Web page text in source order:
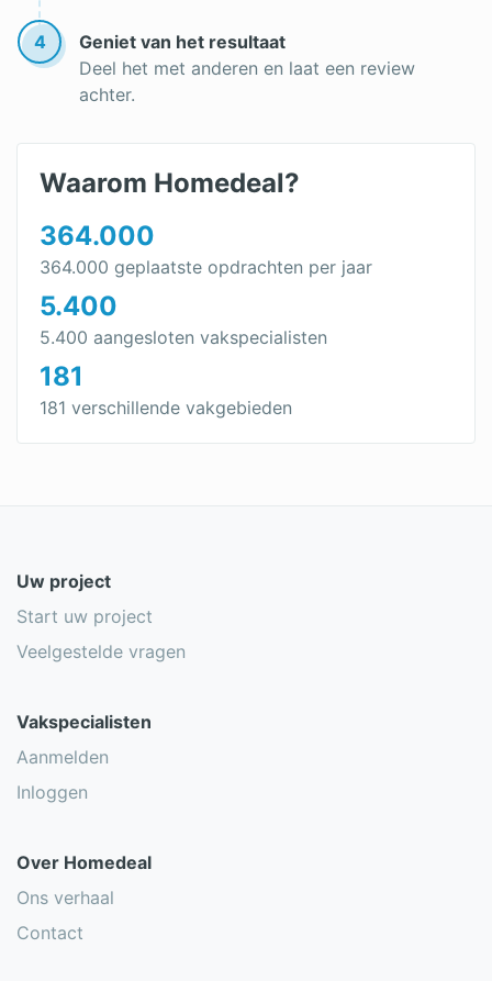
4
Geniet van het resultaat
Deel het met anderen en laat een review
achter.
Waarom Homedeal?
364.000
364.000 geplaatste opdrachten per jaar
5.400
5.400 aangesloten vakspecialisten
181
181 verschillende vakgebieden
Uw project
Start uw project
Veelgestelde vragen
Vakspecialisten
Aanmelden
Inloggen
Over Homedeal
Ons verhaal
Contact